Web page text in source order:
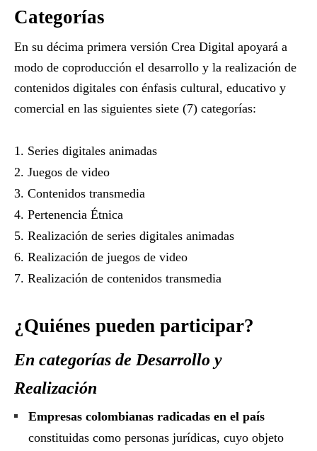
Categorías
En su décima primera versión Crea Digital apoyará a
modo de coproducción el desarrollo y la realización de
contenidos digitales con énfasis cultural, educativo y
comercial en las siguientes siete (7) categorías:
Series digitales animadas
Juegos de video
Contenidos transmedia
Pertenencia Étnica
Realización de series digitales animadas
Realización de juegos de video
Realización de contenidos transmedia
¿Quiénes pueden participar?
En categorías de Desarrollo y
Realización
Empresas colombianas radicadas en el país
constituidas como personas jurídicas, cuyo objeto